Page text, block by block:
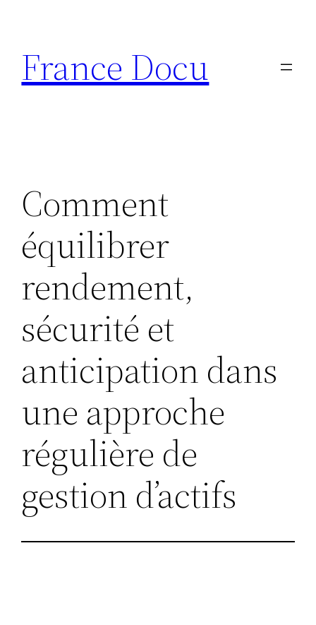
contenu
France Docu
Comment
équilibrer
rendement,
sécurité et
anticipation dans
une approche
régulière de
gestion d’actifs